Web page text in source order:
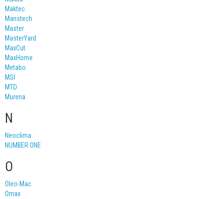
Maktec
Manstech
Master
MasterYard
MaxCut
MaxHome
Metabo
MSI
MTD
Murena
N
Neoclima
NUMBER ONE
O
Oleo-Mac
Omax